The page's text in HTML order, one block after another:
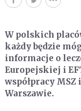
W polskich
każdy będzie
informacje o
Europejskiej i
współpracy
Warszawie.